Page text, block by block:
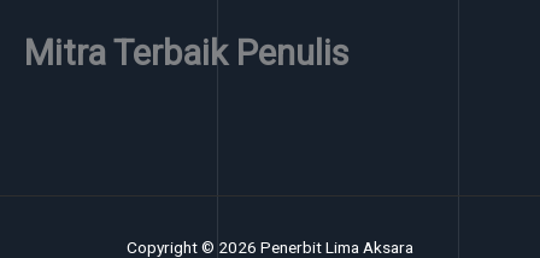
Mitra Terbaik Penulis
Copyright © 2026 Penerbit Lima Aksara